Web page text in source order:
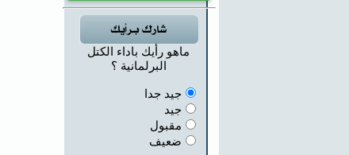
ماهو رأيك باداء الكتل
البرلمانية ؟
جيد جدا
جيد
مقبول
ضعيف